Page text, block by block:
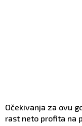
Očekivanja za ovu
rast neto profita na